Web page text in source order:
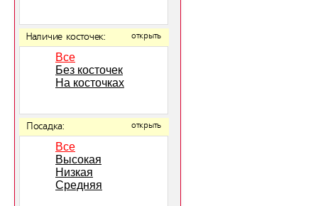
Наличие косточек: открыть
Все
Без косточек
На косточках
Посадка: открыть
Все
Высокая
Низкая
Средняя